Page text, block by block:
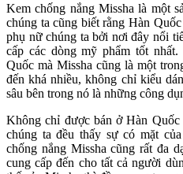
Kem chống nắng Missha là một
chúng ta cũng biết rằng Hàn
phụ nữ chúng ta bởi nơi đây nổi
cấp các dòng mỹ phẩm tốt
Quốc mà Missha cũng là một
đến khá nhiều, không chỉ kiểu
sâu bên trong nó là những công
Không chỉ được bán ở Hàn
chúng ta đều thấy sự có mặt
chống nắng Missha cũng rất đa
cung cấp đến cho tất cả người